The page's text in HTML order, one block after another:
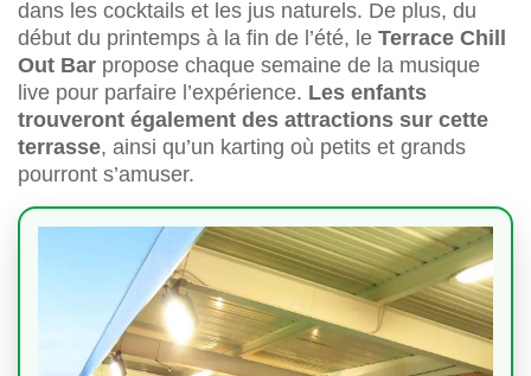
dans les cocktails et les jus naturels. De plus, du
début du printemps à la fin de l’été, le Terrace Chill
Out Bar propose chaque semaine de la musique
live pour parfaire l’expérience. Les enfants
trouveront également des attractions sur cette
terrasse, ainsi qu’un karting où petits et grands
pourront s’amuser.